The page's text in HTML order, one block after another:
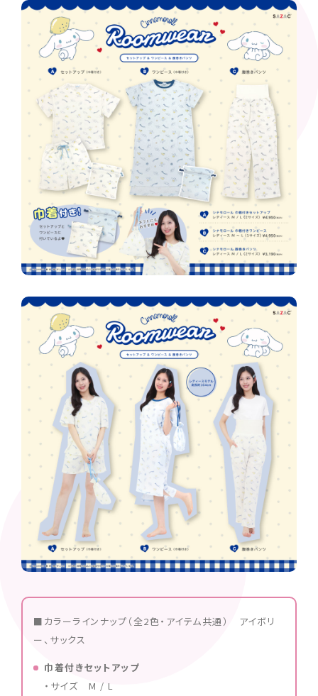
■カラーラインナップ（全2色・アイテム共通） アイボリ
ー、サックス
巾着付きセットアップ
・サイズ M / L